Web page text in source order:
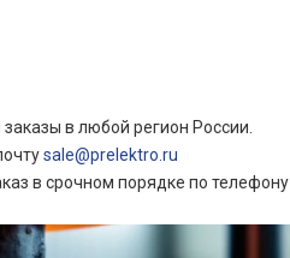
в любой регион России.
sale@prelektro.ru
в срочном порядке по телефону